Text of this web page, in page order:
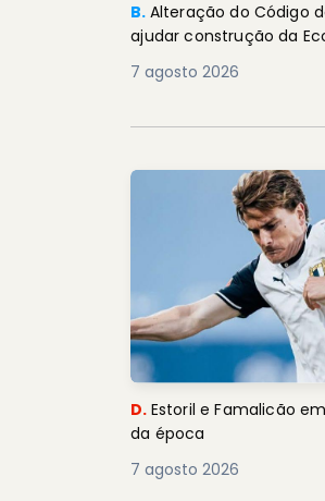
B. Alteração do Código das Expropriações pode
ajudar construção da
7 agosto 2026
D. Estoril e Famalicão
da época
7 agosto 2026